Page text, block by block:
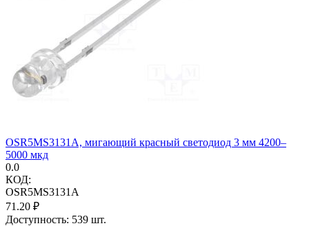
OSR5MS3131A, мигающий красный светодиод 3 мм 4200–
5000 мкд
0.0
КОД:
OSR5MS3131A
71.20 ₽
Доступность: 539 шт.